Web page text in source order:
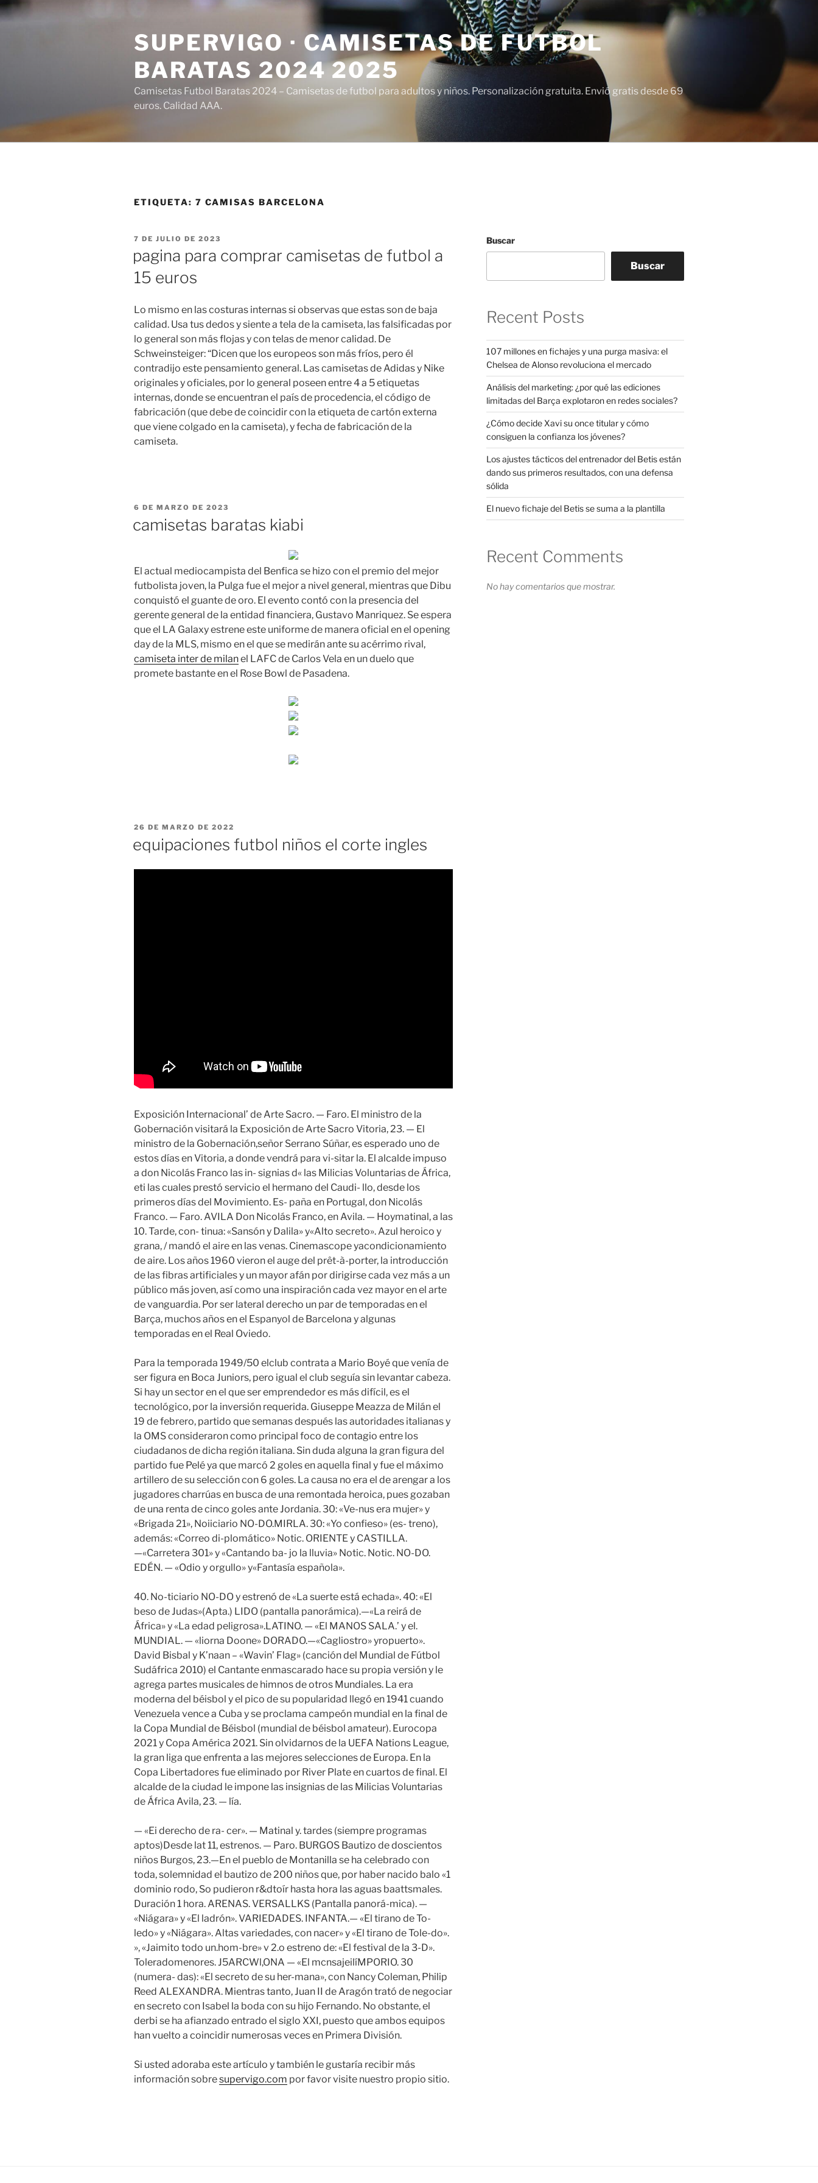
Saltar
al
SUPERVIGO · CAMISETAS DE FUTBOL
BARATAS 2024 2025
Camisetas Futbol Baratas 2024 – Camisetas de futbol para adultos y niños. Personalización gratuita. Envió gratis desde 69
euros. Calidad AAA.
ETIQUETA: 7 CAMISAS BARCELONA
PUBLICADO
7 DE JULIO DE 2023
pagina para comprar camisetas de futbol a
15 euros
Lo mismo en las costuras internas si observas que estas son de baja
calidad. Usa tus dedos y siente a tela de la camiseta, las falsificadas por
lo general son más flojas y con telas de menor calidad. De
Schweinsteiger: “Dicen que los europeos son más fríos, pero él
contradijo este pensamiento general. Las camisetas de Adidas y Nike
originales y oficiales, por lo general poseen entre 4 a 5 etiquetas
internas, donde se encuentran el país de procedencia, el código de
fabricación (que debe de coincidir con la etiqueta de cartón externa
que viene colgado en la camiseta), y fecha de fabricación de la
camiseta.
PUBLICADO
6 DE MARZO DE 2023
camisetas baratas kiabi
El actual mediocampista del Benfica se hizo con el premio del mejor
futbolista joven, la Pulga fue el mejor a nivel general, mientras que Dibu
conquistó el guante de oro. El evento contó con la presencia del
gerente general de la entidad financiera, Gustavo Manriquez. Se espera
que el LA Galaxy estrene este uniforme de manera oficial en el opening
day de la MLS, mismo en el que se medirán ante su acérrimo rival,
camiseta inter de milanel LAFC de Carlos Vela en un duelo que
promete bastante en el Rose Bowl de Pasadena.
PUBLICADO
26 DE MARZO DE 2022
equipaciones futbol niños el corte ingles
Exposición Internacional’ de Arte Sacro. — Faro. El ministro de la
Gobernación visitará la Exposición de Arte Sacro Vitoria, 23. — El
ministro de la Gobernación,señor Serrano Súñar, es esperado uno de
estos días en Vitoria, a donde vendrá para vi-sitar la. El alcalde impuso
a don Nicolás Franco las in- signias d« las Milicias Voluntarias de África,
eti las cuales prestó servicio el hermano del Caudi- llo, desde los
primeros días del Movimiento. Es- paña en Portugal, don Nicolás
Franco. — Faro. AVILA Don Nicolás Franco, en Avila. — Hoymatinal, a las
10. Tarde, con- tinua: «Sansón y Dalila» y«Alto secreto». Azul heroico y
grana, / mandó el aire en las venas. Cinemascope yacondicionamiento
de aire. Los años 1960 vieron el auge del prêt-à-porter, la introducción
de las fibras artificiales y un mayor afán por dirigirse cada vez más a un
público más joven, así como una inspiración cada vez mayor en el arte
de vanguardia. Por ser lateral derecho un par de temporadas en el
Barça, muchos años en el Espanyol de Barcelona y algunas
temporadas en el Real Oviedo.
Para la temporada 1949/50 elclub contrata a Mario Boyé que venía de
ser figura en Boca Juniors, pero igual el club seguía sin levantar cabeza.
Si hay un sector en el que ser emprendedor es más difícil, es el
tecnológico, por la inversión requerida. Giuseppe Meazza de Milán el
19 de febrero, partido que semanas después las autoridades italianas y
la OMS consideraron como principal foco de contagio entre los
ciudadanos de dicha región italiana. Sin duda alguna la gran figura del
partido fue Pelé ya que marcó 2 goles en aquella final y fue el máximo
artillero de su selección con 6 goles. La causa no era el de arengar a los
jugadores charrúas en busca de una remontada heroica, pues gozaban
de una renta de cinco goles ante Jordania. 30: «Ve-nus era mujer» y
«Brigada 21», Noiiciario NO-DO.MIRLA. 30: «Yo confieso» (es- treno),
además: «Correo di-plomático» Notic. ORIENTE y CASTILLA.
—«Carretera 301» y «Cantando ba- jo la lluvia» Notic. Notic. NO-DO.
EDÉN. — «Odio y orgullo» y«Fantasía española».
40. No-ticiario NO-DO y estrenó de «La suerte está echada». 40: «El
beso de Judas»(Apta.) LIDO (pantalla panorámica).—«La reirá de
África» y «La edad peligrosa».LATINO. — «El MANOS SALA.’ y el.
MUNDIAL. — «liorna Doone» DORADO.—«Cagliostro» yropuerto».
David Bisbal y K’naan – «Wavin’ Flag» (canción del Mundial de Fútbol
Sudáfrica 2010) el Cantante enmascarado hace su propia versión y le
agrega partes musicales de himnos de otros Mundiales. La era
moderna del béisbol y el pico de su popularidad llegó en 1941 cuando
Venezuela vence a Cuba y se proclama campeón mundial en la final de
la Copa Mundial de Béisbol (mundial de béisbol amateur). Eurocopa
2021 y Copa América 2021. Sin olvidarnos de la UEFA Nations League,
la gran liga que enfrenta a las mejores selecciones de Europa. En la
Copa Libertadores fue eliminado por River Plate en cuartos de final. El
alcalde de la ciudad le impone las insignias de las Milicias Voluntarias
de África Avila, 23. — lía.
— «Ei derecho de ra- cer». — Matinal y. tardes (siempre programas
aptos)Desde lat 11, estrenos. — Paro. BURGOS Bautizo de doscientos
niños Burgos, 23.—En el pueblo de Montanilla se ha celebrado con
toda, solemnidad el bautizo de 200 niños que, por haber nacido balo «1
dominio rodo, So pudieron r&dtoír hasta hora las aguas baattsmales.
Duración 1 hora. ARENAS. VERSALLKS (Pantalla panorá-mica). —
«Niágara» y «El ladrón». VARIEDADES. INFANTA.— «El tirano de To-
ledo» y «Niágara». Altas variedades, con nacer» y «El tirano de Tole-do».
», «Jaimito todo un.hom-bre» v 2.o estreno de: «El festival de la 3-D».
Toleradomenores. J5ARCWl,ONA — «El mcnsajeilíMPORIO. 30
(numera- das): «El secreto de su her-mana», con Nancy Coleman, Philip
Reed ALEXANDRA. Mientras tanto, Juan II de Aragón trató de negociar
en secreto con Isabel la boda con su hijo Fernando. No obstante, el
derbi se ha afianzado entrado el siglo XXI, puesto que ambos equipos
han vuelto a coincidir numerosas veces en Primera División.
Si usted adoraba este artículo y también le gustaría recibir más
información sobresupervigo.com por favor visite nuestro propio sitio.
Buscar
Buscar
Recent Posts
107 millones en fichajes y una purga masiva: el
Chelsea de Alonso revoluciona el mercado
Análisis del marketing: ¿por qué las ediciones
limitadas del Barça explotaron en redes sociales?
¿Cómo decide Xavi su once titular y cómo
consiguen la confianza los jóvenes?
Los ajustes tácticos del entrenador del Betis están
dando sus primeros resultados, con una defensa
sólida
El nuevo fichaje del Betis se suma a la plantilla
Recent Comments
No hay comentarios que mostrar.